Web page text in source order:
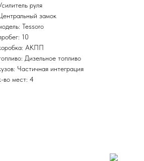
руля
замок
Tessoro
10
АКПП
Дизельное топливо
Частичная интеграция
во мест: 4